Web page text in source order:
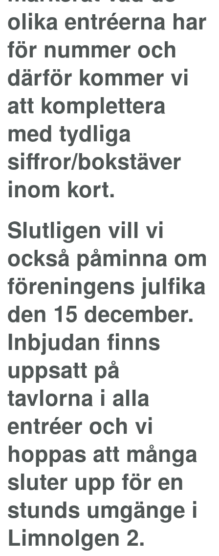
olika entréerna har
för nummer och
därför kommer vi
att komplettera
med tydliga
siffror/bokstäver
inom kort.
Slutligen vill vi
också påminna om
föreningens julfika
den 15 december.
Inbjudan finns
uppsatt på
tavlorna i alla
entréer och vi
hoppas att många
sluter upp för en
stunds umgänge i
Limnolgen 2.